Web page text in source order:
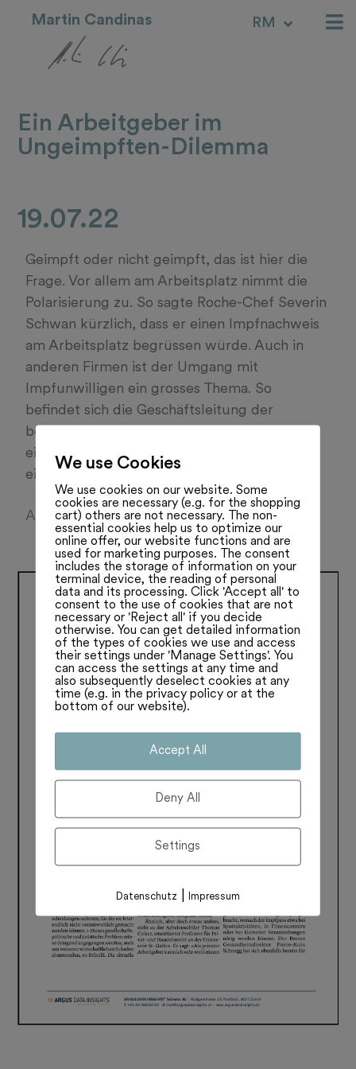
Martin Candinas RM
IT
Ein Arbeitgeber im
Ungeimpften-Dilemma
19.07.22
Geimpft oder nicht geimpft, das ist hier die
Frage. Vor allem am Arbeitsplatz nimmt die
Polarisierung zu. So sagte Roche-Chef Severin
Schwan kürzlich, dass er einen Impfnachweis
am Arbeitsplatz begrüssen würde. Auch in
anderen Firmen ist der Umgang mit
Impfunwilligen ein grosses Thema. So
befindet sich die Geschäftsleitung der
bekannten Aargauer Confiserie Brändli nach
eigenen Aussagen in
einem Dilemma. Lesen Sie mehr:
AG270721
We use Cookies
We use cookies on our website. Some
cookies are necessary (e.g. for the shopping
cart) others are not necessary. The non-
essential cookies help us to optimize our
online offer, our website functions and are
used for marketing purposes. The consent
includes the storage of information on your
terminal device, the reading of personal
data and its processing. Click 'Accept all' to
consent to the use of cookies that are not
necessary or 'Reject all' if you decide
otherwise. You can get detailed information
of the types of cookies we use and access
their settings under 'Manage Settings'. You
can access the settings at any time and
also subsequently deselect cookies at any
time (e.g. in the privacy policy or at the
bottom of our website).
Accept All
Deny All
Settings
Datenschutz Impressum